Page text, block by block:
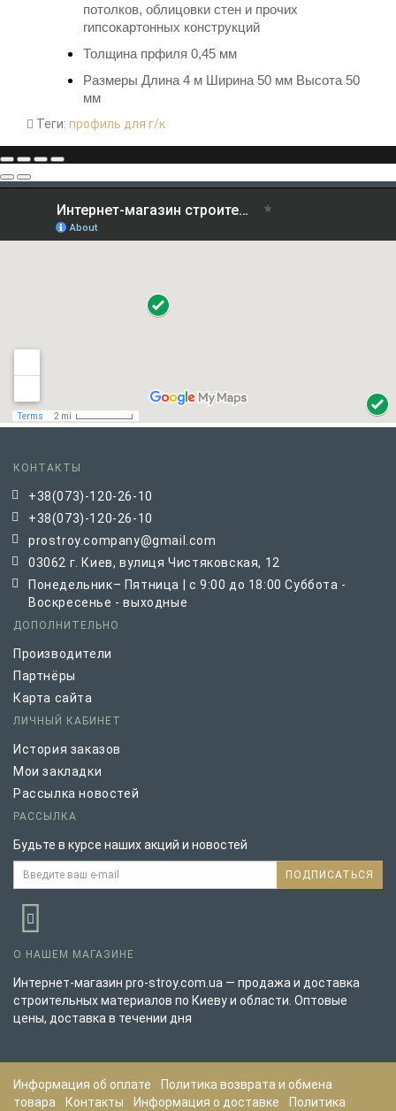
потолков, облицовки стен и прочих
гипсокартонных конструкций
Толщина прфиля 0,45 мм
Размеры Длина 4 м Ширина 50 мм Высота 50
мм
Теги: профиль для г/к
КОНТАКТЫ
+38(073)-120-26-10
+38(073)-120-26-10
prostroy.company@gmail.com
03062 г. Киев, вулиця Чистяковская, 12
Понедельник– Пятница | с 9:00 до 18:00 Суббота -
Воскресенье - выходные
ДОПОЛНИТЕЛЬНО
Производители
Партнёры
Карта сайта
ЛИЧНЫЙ КАБИНЕТ
История заказов
Мои закладки
Рассылка новостей
РАССЫЛКА
Будьте в курсе наших акций и новостей
ПОДПИСАТЬСЯ
О НАШЕМ МАГАЗИНЕ
Интернет-магазин pro-stroy.com.ua — продажа и доставка
строительных материалов по Киеву и области. Оптовые
цены, доставка в течении дня
Информация об оплате
Политика возврата и обмена
товара
Контакты Информация о доставке Политика